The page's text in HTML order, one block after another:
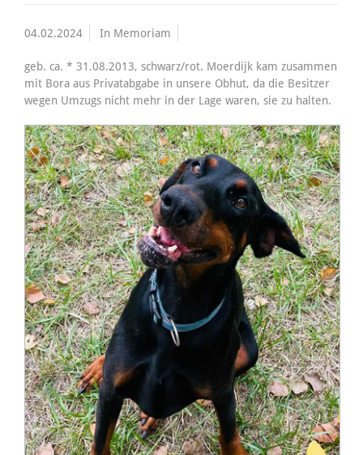
04.02.2024 In Memoriam
geb. ca. * 31.08.2013, schwarz/rot. Moerdijk kam zusammen
mit Bora aus Privatabgabe in unsere Obhut, da die Besitzer
wegen Umzugs nicht mehr in der Lage waren, sie zu halten.